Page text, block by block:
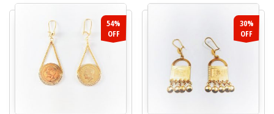
30%
OFF
54%
OFF